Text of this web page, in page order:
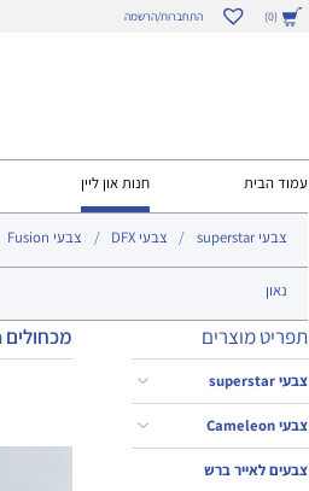
(0) התחברות/הרשמה
עמוד הבית חנות און ליין
צבעי superstar צבעי DFX צבעי Fusion
נאון
תפריט מוצרים
צבעי superstar
צבעי Cameleon
צבעים לאייר ברש
מכחולים cameleon